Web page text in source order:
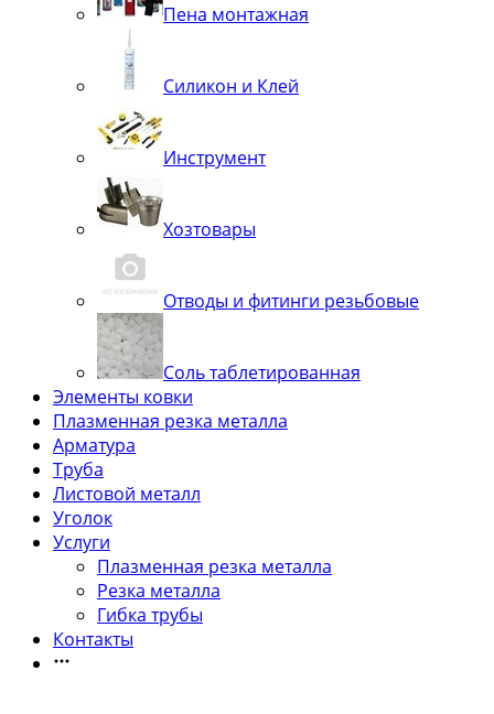
Пена монтажная
Силикон и Клей
Инструмент
Хозтовары
Отводы и фитинги резьбовые
Соль таблетированная
Элементы ковки
Плазменная резка металла
Арматура
Труба
Листовой металл
Уголок
Услуги
Плазменная резка металла
Резка металла
Гибка трубы
Контакты